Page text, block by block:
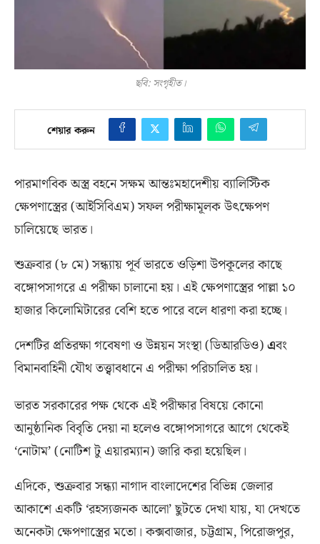
ছবি: সংগৃহীত।
শেয়ার করুন
পারমাণবিক অস্ত্র বহনে সক্ষম আন্তঃমহাদেশীয় ব্যালিস্টিক
ক্ষেপণাস্ত্রের(আইসিবিএম)সফল পরীক্ষামূলক উৎক্ষেপণ
চালিয়েছে ভারত।
শুক্রবার(৮ মে)সন্ধ্যায় পূর্ব ভারতে ওড়িশা উপকূলের কাছে
বঙ্গোপসাগরে এ পরীক্ষা চালানো হয়। এই ক্ষেপণাস্ত্রের পাল্লা ১০
হাজার কিলোমিটারের বেশি হতে পারে বলে ধারণা করা হচ্ছে।
দেশটির প্রতিরক্ষা গবেষণা ও উন্নয়ন সংস্থা(ডিআরডিও)এবং
বিমানবাহিনী যৌথ তত্ত্বাবধানে এ পরীক্ষা পরিচালিত হয়।
ভারত সরকারের পক্ষ থেকে এই পরীক্ষার বিষয়ে কোনো
আনুষ্ঠানিক বিবৃতি দেয়া না হলেও বঙ্গোপসাগরে আগে থেকেই
‘নোটাম’(নোটিশ টু এয়ারম্যান)জারি করা হয়েছিল।
এদিকে,শুক্রবার সন্ধ্যা নাগাদ বাংলাদেশের বিভিন্ন জেলার
আকাশে একটি ‘রহস্যজনক আলো’ ছুটতে দেখা যায়,যা দেখতে
অনেকটা ক্ষেপণাস্ত্রের মতো। কক্সবাজার, চট্টগ্রাম,পিরোজপুর,